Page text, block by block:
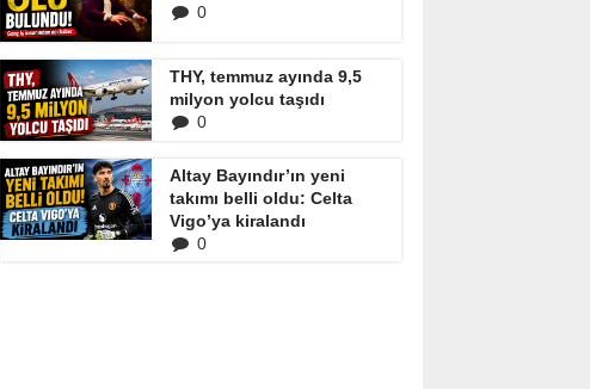
0
THY, temmuz ayında 9,5
milyon yolcu taşıdı
0
Altay Bayındır’ın yeni
takımı belli oldu: Celta
Vigo’ya kiralandı
0